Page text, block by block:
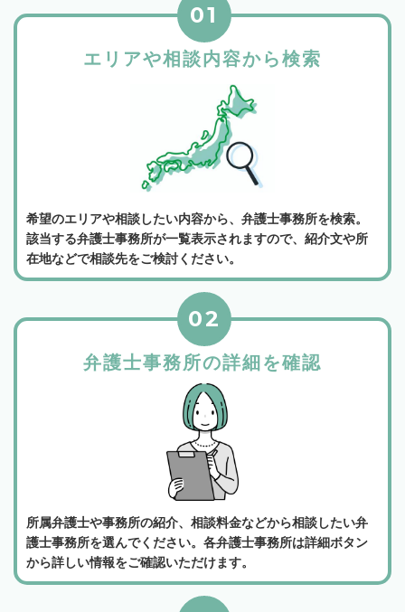
エリアや相談内容から検索
01
希望のエリアや相談したい内容から、弁護士事務所を検索。
該当する弁護士事務所が一覧表示されますので、紹介文や所
在地などで相談先をご検討ください。
弁護士事務所の詳細を確認
02
所属弁護士や事務所の紹介、相談料金などから相談したい弁
護士事務所を選んでください。各弁護士事務所は詳細ボタン
から詳しい情報をご確認いただけます。